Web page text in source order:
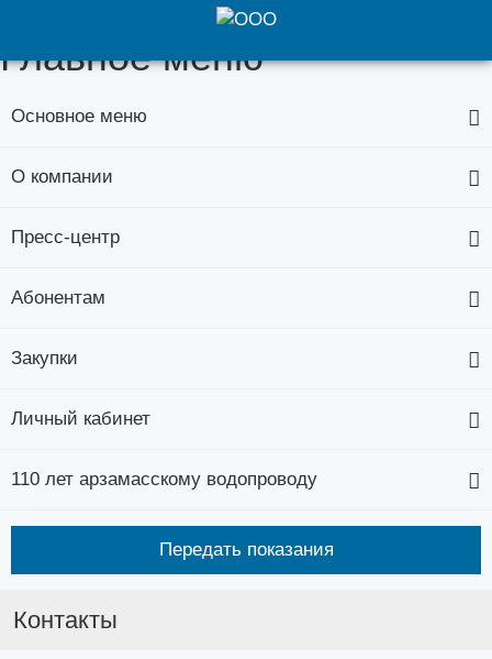
Главное меню
Основное меню
О компании
Пресс-центр
Абонентам
Закупки
Личный кабинет
110 лет арзамасскому водопроводу
Передать показания
Контакты